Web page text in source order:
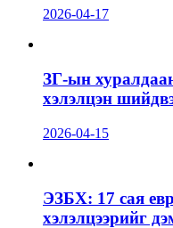
2026-04-17
ЗГ-ын
хэлэлцэн
2026-04-15
ЭЗБХ: 17 сая
хэлэлцээрийг